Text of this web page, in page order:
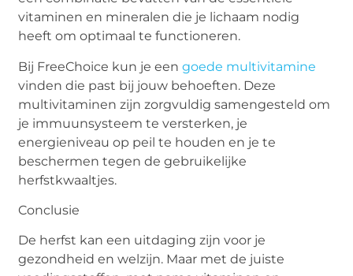
vitaminen en mineralen die je lichaam nodig
heeft om optimaal te functioneren.
Bij FreeChoice kun je eengoede multivitamine
vinden die past bij jouw behoeften. Deze
multivitaminen zijn zorgvuldig samengesteld om
je immuunsysteem te versterken, je
energieniveau op peil te houden en je te
beschermen tegen de gebruikelijke
herfstkwaaltjes.
Conclusie
De herfst kan een uitdaging zijn voor je
gezondheid en welzijn. Maar met de juiste